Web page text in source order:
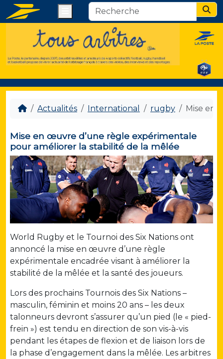
Actualités International rugby Mise en
Mise en œuvre d’une règle expérimentale
pour améliorer la stabilité de la mêlée
World Rugby et le Tournoi des Six Nations ont
annoncé la mise en œuvre d’une règle
expérimentale encadrée visant à améliorer la
stabilité de la mêlée et la santé des joueurs.
Lors des prochains Tournois des Six Nations –
masculin, féminin et moins 20 ans – les deux
talonneurs devront s’assurer qu’un pied (le « pied-
frein ») est tendu en direction de son vis-à-vis
pendant les étapes de flexion et de liaison lors de
la phase d’engagement dans la mêlée. Les arbitres